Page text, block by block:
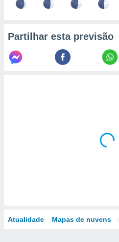
Partilhar esta previsão
Atualidade Mapas de nuvens